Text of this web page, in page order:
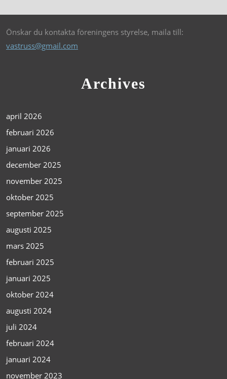
Önskar du kontakta föreningens styrelse, maila till:
vastruss@gmail.com
Archives
april 2026
februari 2026
januari 2026
december 2025
november 2025
oktober 2025
september 2025
augusti 2025
mars 2025
februari 2025
januari 2025
oktober 2024
augusti 2024
juli 2024
februari 2024
januari 2024
november 2023